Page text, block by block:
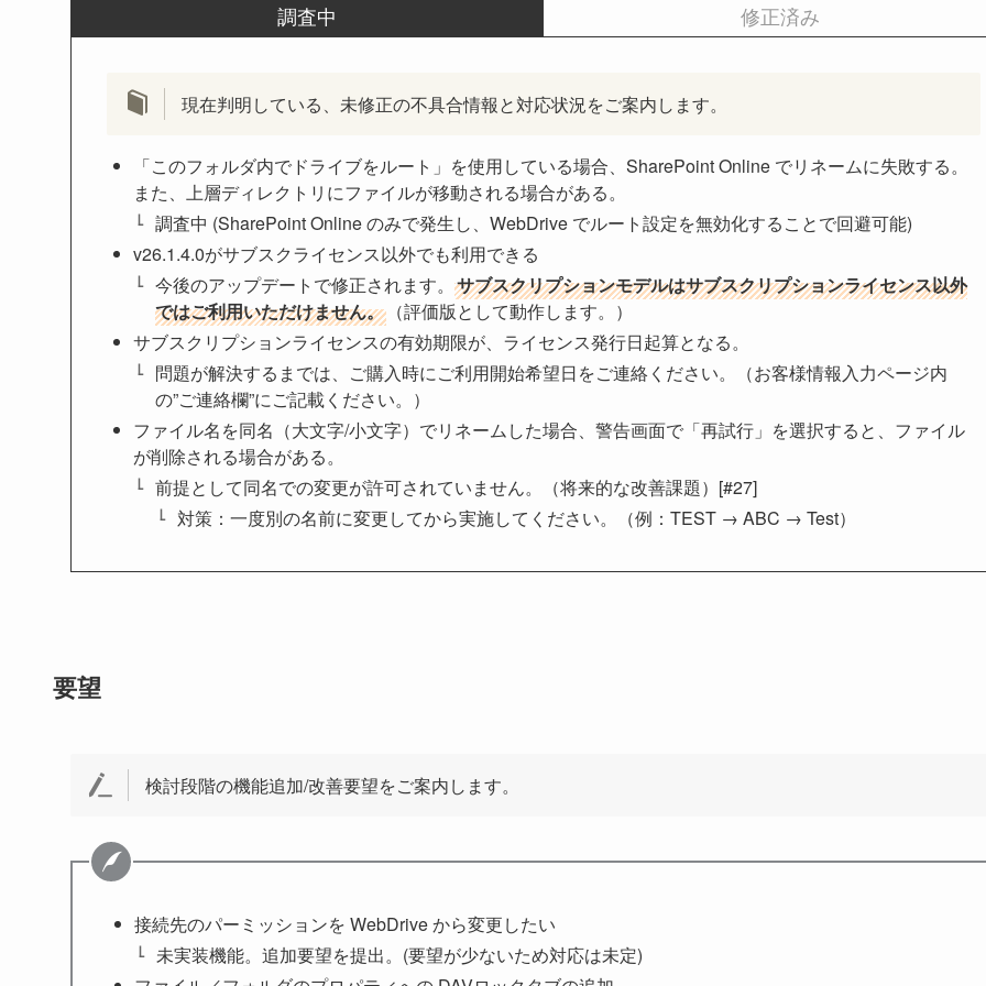
調査中 修正済み
現在判明している、未修正の不具合情報と対応状況をご案内します。
「このフォルダ内でドライブをルート」を使用している場合、SharePoint Online でリネームに失敗する。
また、上層ディレクトリにファイルが移動される場合がある。
調査中 (SharePoint Online のみで発生し、WebDrive でルート設定を無効化することで回避可能)
v26.1.4.0がサブスクライセンス以外でも利用できる
今後のアップデートで修正されます。 サブスクリプションモデルはサブスクリプションライセンス以外
ではご利用いただけません。 （評価版として動作します。）
サブスクリプションライセンスの有効期限が、ライセンス発行日起算となる。
問題が解決するまでは、ご購入時にご利用開始希望日をご連絡ください。（お客様情報入力ページ内
の”ご連絡欄”にご記載ください。）
ファイル名を同名（大文字/小文字）でリネームした場合、警告画面で「再試行」を選択すると、ファイル
が削除される場合がある。
前提として同名での変更が許可されていません。（将来的な改善課題）[#27]
対策：一度別の名前に変更してから実施してください。（例：TEST → ABC → Test）
要望
検討段階の機能追加/改善要望をご案内します。
接続先のパーミッションを WebDrive から変更したい
未実装機能。追加要望を提出。(要望が少ないため対応は未定)